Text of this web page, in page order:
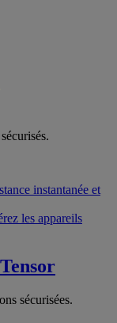
instantanée et
les appareils
sécurisées.